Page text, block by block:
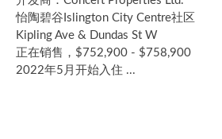
怡陶碧谷Islington City Centre社区
Kipling Ave & Dundas St W
正在销售，$752,900 - $758,900
2022年5月开始入住 ...